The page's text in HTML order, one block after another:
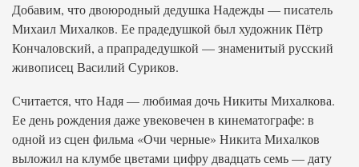
Добавим, что двоюродный дедушка Надежды — писатель
Михаил Михалков. Ее прадедушкой был художник Пётр
Кончаловский, а прапрадедушкой — знаменитый русский
живописец Василий Суриков.
Считается, что Надя — любимая дочь Никиты Михалкова.
Ее день рождения даже увековечен в кинематографе: в
одной из сцен фильма «Очи черные» Никита Михалков
выложил на клумбе цветами цифру двадцать семь — дату